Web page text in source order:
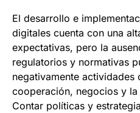
El desarrollo e
digitales cuenta con una
expectativas, pero la
regulatorios y normativas
negativamente
cooperación, negocios y
Contar políticas y